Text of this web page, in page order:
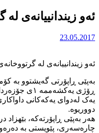
ئەو زیندانییانەی
23.05.2017
ئەو زیندانییانەی لە
بەپێی ڕاپۆرتی گەیشتوو بە
یەک لەدوای یەکەکانی
دووریوە.
هەر بەپێی ڕاپۆرتەکە،
چارەسەری، پێویستی بە